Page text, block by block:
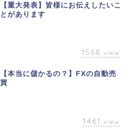
【重大発表】皆様にお伝えしたいこ
とがあります
1568 view
【本当に儲かるの？】FXの自動売
買
1461 view